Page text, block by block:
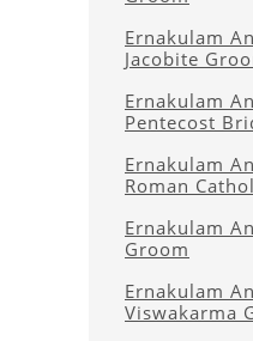
Ernakulam
Jacobite
Ernakulam
Pentecost
Ernakulam
Roman
Ernakulam
Groom
Ernakulam
Viswakarma